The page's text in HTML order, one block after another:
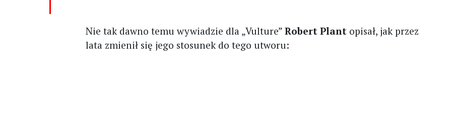
Nie tak dawno temu wywiadzie dla „Vulture”Robert Plant opisał, jak przez
lata zmienił się jego stosunek do tego utworu: